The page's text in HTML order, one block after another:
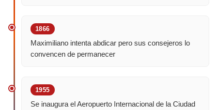
1866
Maximiliano intenta abdicar pero sus consejeros lo
convencen de permanecer
1955
Se inaugura el Aeropuerto Internacional de la Ciudad